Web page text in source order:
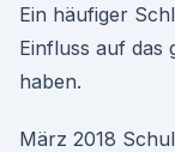
Ein häufiger
Einfluss auf das
haben.
März 2018